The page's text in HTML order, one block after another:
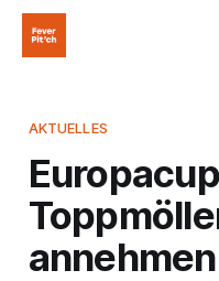
AKTUELLES
annehmen